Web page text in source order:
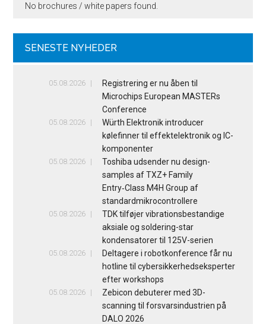
No brochures / white papers found.
SENESTE NYHEDER
05.08.2026
Registrering er nu åben til
Microchips European MASTERs
Conference
05.08.2026
Würth Elektronik introducer
kølefinner til effektelektronik og IC-
komponenter
05.08.2026
Toshiba udsender nu design-
samples af TXZ+ Family
Entry‑Class M4H Group af
standardmikrocontrollere
05.08.2026
TDK tilføjer vibrationsbestandige
aksiale og soldering-star
kondensatorer til 125V-serien
05.08.2026
Deltagere i robotkonference får nu
hotline til cybersikkerhedseksperter
efter workshops
05.08.2026
Zebicon debuterer med 3D-
scanning til forsvarsindustrien på
DALO 2026